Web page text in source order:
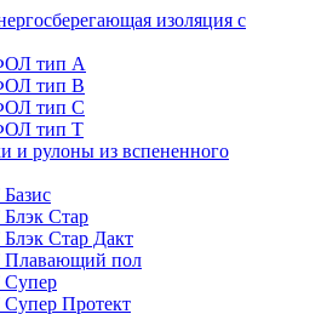
изоляция с
тип А
тип B
тип C
тип T
и рулоны из вспененного
Стар
Стар Дакт
пол
Протект